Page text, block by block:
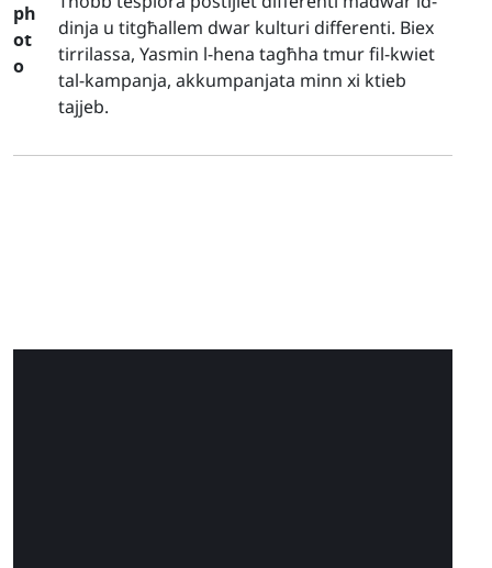
dinja u titgħallem dwar kulturi differenti. Biex
tirrilassa, Yasmin l-hena tagħha tmur fil-kwiet
tal-kampanja, akkumpanjata minn xi ktieb
tajjeb.